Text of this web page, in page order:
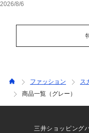
2026/8/6
ファッション ス
商品一覧（グレー）
三井ショッピング